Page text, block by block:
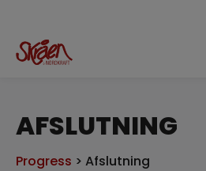
AFSLUTNING
Progress > Afslutning